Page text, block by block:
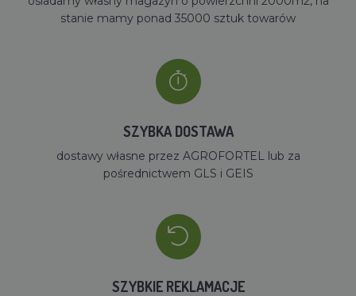
stanie mamy ponad 35000 sztuk towarów
SZYBKA DOSTAWA
dostawy własne przez AGROFORTEL lub za
pośrednictwem GLS i GEIS
SZYBKIE REKLAMACJE